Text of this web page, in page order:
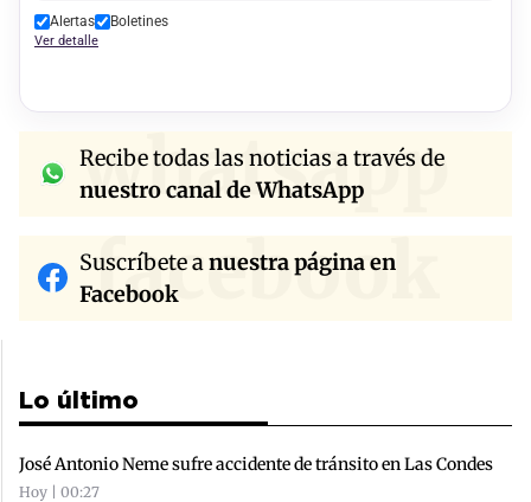
Alertas Boletines
Ver detalle
whatsapp
Recibe todas las noticias a través de
nuestro canal de WhatsApp
facebook
Suscríbete anuestra página en
Facebook
Lo último
José Antonio Neme sufre accidente de tránsito en Las Condes
Hoy | 00:27